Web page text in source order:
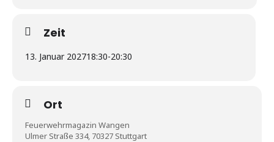
Zeit
13. Januar 202718:30-20:30
Ort
Feuerwehrmagazin Wangen
Ulmer Straße 334, 70327 Stuttgart